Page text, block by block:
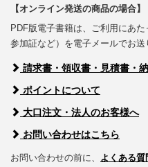
【オンライン発送の商品の場合】
PDF版電子書籍は、ご利用にあ
参加証など）を電子メールでお送
請求書・領収書・見積書・
ポイントについて
大口注文・法人のお客様へ
お問い合わせはこちら
お問い合わせの前に、 よくある質